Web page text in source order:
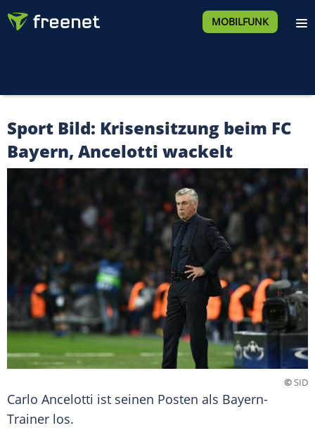
MOBILFUNK
Sport Bild: Krisensitzung beim FC
Bayern, Ancelotti wackelt
©SID
Carlo Ancelotti ist seinen Posten als Bayern-
Trainer los.